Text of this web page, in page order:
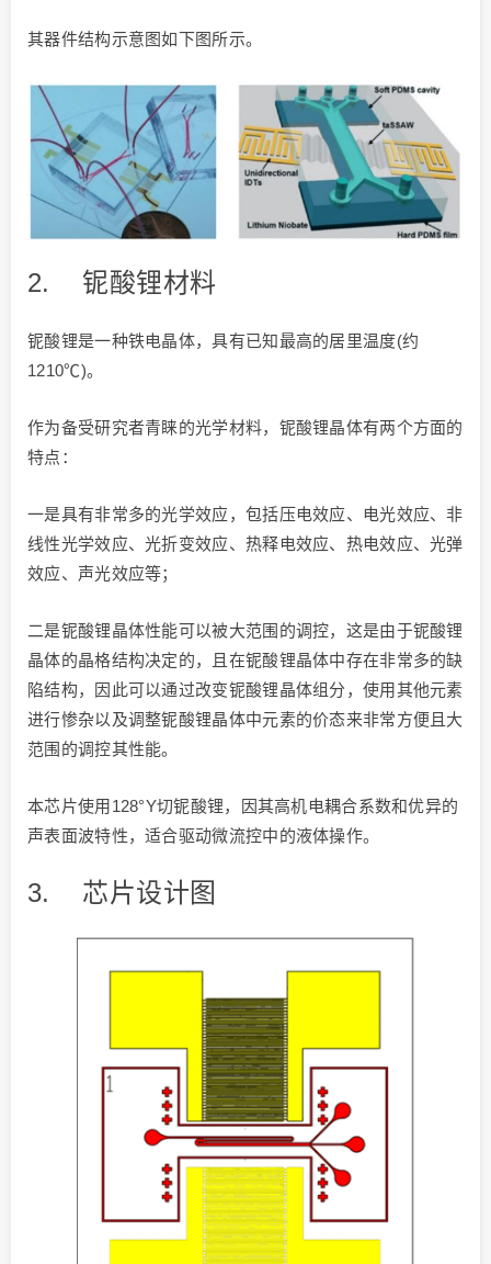
其器件结构示意图如下图所示。
2. 铌酸锂材料
铌酸锂是一种铁电晶体，具有已知最高的居里温度(约
1210℃)。
作为备受研究者青睐的光学材料，铌酸锂晶体有两个方面的
特点：
一是具有非常多的光学效应，包括压电效应、电光效应、非
线性光学效应、光折变效应、热释电效应、热电效应、光弹
效应、声光效应等；
二是铌酸锂晶体性能可以被大范围的调控，这是由于铌酸锂
晶体的晶格结构决定的，且在铌酸锂晶体中存在非常多的缺
陷结构，因此可以通过改变铌酸锂晶体组分，使用其他元素
进行惨杂以及调整铌酸锂晶体中元素的价态来非常方便且大
范围的调控其性能。
本芯片使用128°Y切铌酸锂，因其高机电耦合系数和优异的
声表面波特性，适合驱动微流控中的液体操作。
3. 芯片设计图